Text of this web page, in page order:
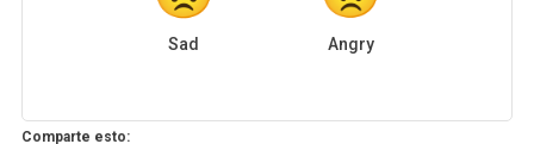
Sad Angry
Comparte esto: